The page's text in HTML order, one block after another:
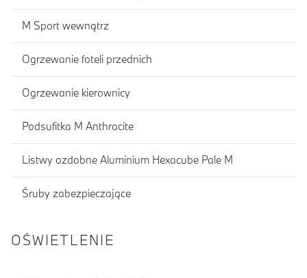
M Sport wewnątrz
Ogrzewanie foteli przednich
Ogrzewanie kierownicy
Podsufitka M Anthracite
Listwy ozdobne Aluminium Hexacube Pale M
Śruby zabezpieczające
OŚWIETLENIE